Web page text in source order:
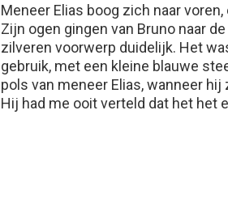
Meneer Elias boog zich naar
Zijn ogen gingen van Bruno naar
zilveren voorwerp duidelijk. Het
gebruik, met een kleine blauwe
pols van meneer Elias, wanneer
Hij had me ooit verteld dat het het